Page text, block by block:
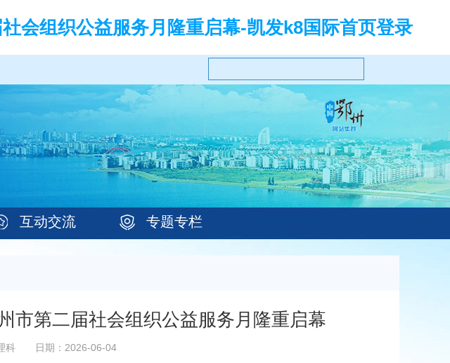
会组织公益服务月隆重启幕-凯发k8国际首页登录
互动交流 专题专栏
第二届社会组织公益服务月隆重启幕
科 日期：2026-06-04